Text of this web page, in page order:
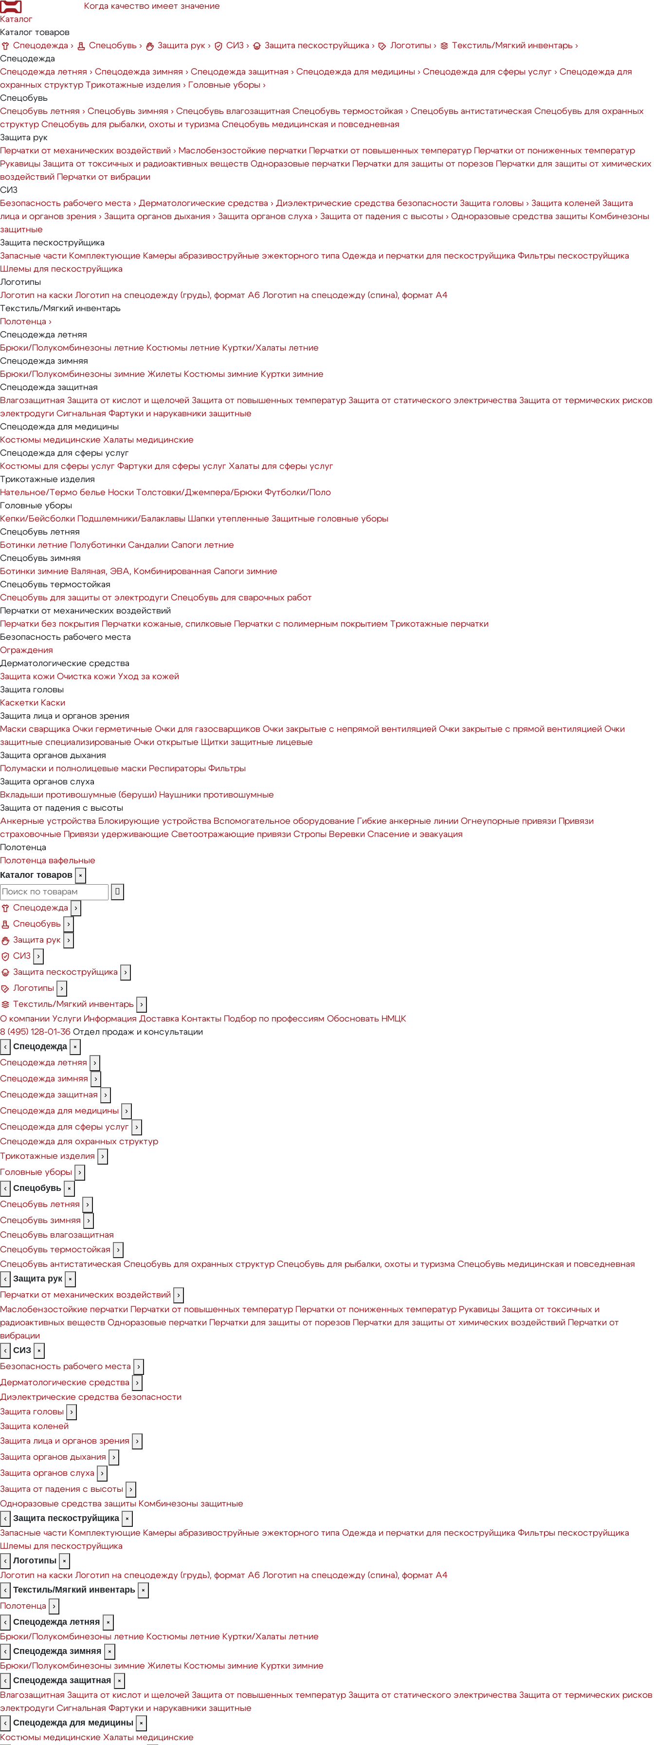
Когда качество имеет значение
Каталог
Каталог товаров
Спецодежда › Спецобувь › Защита рук › СИЗ › Защита пескоструйщика › Логотипы › Текстиль/Мягкий инвентарь ›
Спецодежда
Спецодежда летняя › Спецодежда зимняя › Спецодежда защитная › Спецодежда для медицины › Спецодежда для сферы услуг › Спецодежда для
охранных структур Трикотажные изделия › Головные уборы ›
Спецобувь
Спецобувь летняя › Спецобувь зимняя › Спецобувь влагозащитная Спецобувь термостойкая › Спецобувь антистатическая Спецобувь для охранных
структур Спецобувь для рыбалки, охоты и туризма Спецобувь медицинская и повседневная
Защита рук
Перчатки от механических воздействий › Маслобензостойкие перчатки Перчатки от повышенных температур Перчатки от пониженных температур
Рукавицы Защита от токсичных и радиоактивных веществ Одноразовые перчатки Перчатки для защиты от порезов Перчатки для защиты от химических
воздействий Перчатки от вибрации
СИЗ
Безопасность рабочего места › Дерматологические средства › Диэлектрические средства безопасности Защита головы › Защита коленей Защита
лица и органов зрения › Защита органов дыхания › Защита органов слуха › Защита от падения с высоты › Одноразовые средства защиты Комбинезоны
защитные
Защита пескоструйщика
Запасные части Комплектующие Камеры абразивоструйные эжекторного типа Одежда и перчатки для пескоструйщика Фильтры пескоструйщика
Шлемы для пескоструйщика
Логотипы
Логотип на каски Логотип на спецодежду (грудь), формат А6 Логотип на спецодежду (спина), формат А4
Текстиль/Мягкий инвентарь
Полотенца ›
Спецодежда летняя
Брюки/Полукомбинезоны летние Костюмы летние Куртки/Халаты летние
Спецодежда зимняя
Брюки/Полукомбинезоны зимние Жилеты Костюмы зимние Куртки зимние
Спецодежда защитная
Влагозащитная Защита от кислот и щелочей Защита от повышенных температур Защита от статического электричества Защита от термических рисков
электродуги Сигнальная Фартуки и нарукавники защитные
Спецодежда для медицины
Костюмы медицинские Халаты медицинские
Спецодежда для сферы услуг
Костюмы для сферы услуг Фартуки для сферы услуг Халаты для сферы услуг
Трикотажные изделия
Нательное/Термо белье Носки Толстовки/Джемпера/Брюки Футболки/Поло
Головные уборы
Кепки/Бейсболки Подшлемники/Балаклавы Шапки утепленные Защитные головные уборы
Спецобувь летняя
Ботинки летние Полуботинки Сандалии Сапоги летние
Спецобувь зимняя
Ботинки зимние Валяная, ЭВА, Комбинированная Сапоги зимние
Спецобувь термостойкая
Спецобувь для защиты от электродуги Спецобувь для сварочных работ
Перчатки от механических воздействий
Перчатки без покрытия Перчатки кожаные, спилковые Перчатки с полимерным покрытием Трикотажные перчатки
Безопасность рабочего места
Ограждения
Дерматологические средства
Защита кожи Очистка кожи Уход за кожей
Защита головы
Каскетки Каски
Защита лица и органов зрения
Маски сварщика Очки герметичные Очки для газосварщиков Очки закрытые с непрямой вентиляцией Очки закрытые с прямой вентиляцией Очки
защитные специализированые Очки открытые Щитки защитные лицевые
Защита органов дыхания
Полумаски и полнолицевые маски Респираторы Фильтры
Защита органов слуха
Вкладыши противошумные (беруши) Наушники противошумные
Защита от падения с высоты
Анкерные устройства Блокирующие устройства Вспомогательное оборудование Гибкие анкерные линии Огнеупорные привязи Привязи
страховочные Привязи удерживающие Светоотражающие привязи Стропы Веревки Спасение и эвакуация
Полотенца
Полотенца вафельные
Каталог товаров ×
Спецодежда
›
Спецобувь
›
Защита рук
›
СИЗ
›
Защита пескоструйщика
›
Логотипы
›
Текстиль/Мягкий инвентарь
›
О компании Услуги Информация Доставка Контакты Подбор по профессиям Обосновать НМЦК
8 (495) 128-01-36 Отдел продаж и консультации
‹
Спецодежда
×
Спецодежда летняя
›
Спецодежда зимняя
›
Спецодежда защитная
›
Спецодежда для медицины
›
Спецодежда для сферы услуг
›
Спецодежда для охранных структур
Трикотажные изделия
›
Головные уборы
›
‹
Спецобувь
×
Спецобувь летняя
›
Спецобувь зимняя
›
Спецобувь влагозащитная
Спецобувь термостойкая
›
Спецобувь антистатическая Спецобувь для охранных структур Спецобувь для рыбалки, охоты и туризма Спецобувь медицинская и повседневная
‹
Защита рук
×
Перчатки от механических воздействий
›
Маслобензостойкие перчатки Перчатки от повышенных температур Перчатки от пониженных температур Рукавицы Защита от токсичных и
радиоактивных веществ Одноразовые перчатки Перчатки для защиты от порезов Перчатки для защиты от химических воздействий Перчатки от
вибрации
‹
СИЗ
×
Безопасность рабочего места
›
Дерматологические средства
›
Диэлектрические средства безопасности
Защита головы
›
Защита коленей
Защита лица и органов зрения
›
Защита органов дыхания
›
Защита органов слуха
›
Защита от падения с высоты
›
Одноразовые средства защиты Комбинезоны защитные
‹
Защита пескоструйщика
×
Запасные части Комплектующие Камеры абразивоструйные эжекторного типа Одежда и перчатки для пескоструйщика Фильтры пескоструйщика
Шлемы для пескоструйщика
‹
Логотипы
×
Логотип на каски Логотип на спецодежду (грудь), формат А6 Логотип на спецодежду (спина), формат А4
‹
Текстиль/Мягкий инвентарь
×
Полотенца
›
‹
Спецодежда летняя
×
Брюки/Полукомбинезоны летние Костюмы летние Куртки/Халаты летние
‹
Спецодежда зимняя
×
Брюки/Полукомбинезоны зимние Жилеты Костюмы зимние Куртки зимние
‹
Спецодежда защитная
×
Влагозащитная Защита от кислот и щелочей Защита от повышенных температур Защита от статического электричества Защита от термических рисков
электродуги Сигнальная Фартуки и нарукавники защитные
‹
Спецодежда для медицины
×
Костюмы медицинские Халаты медицинские